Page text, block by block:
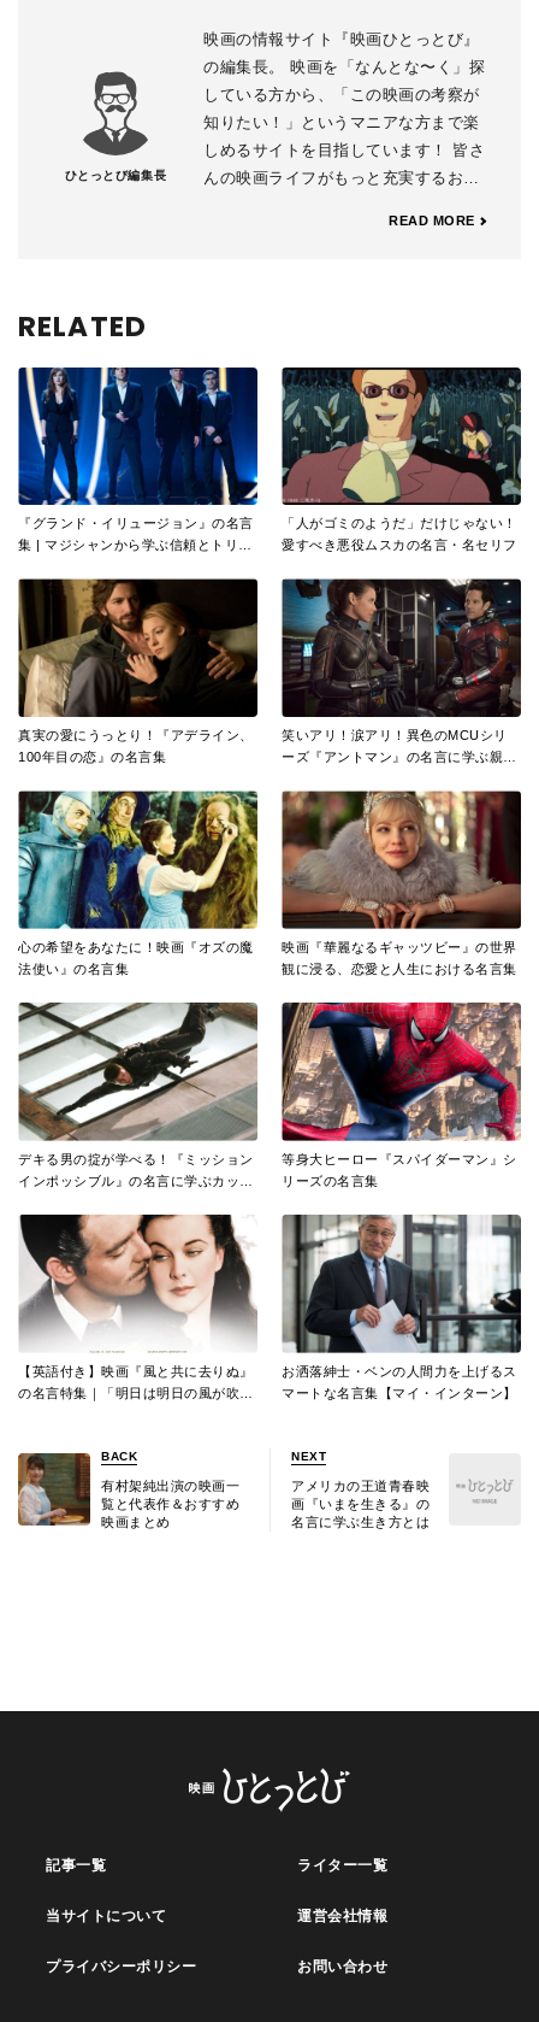
ひとっとび編集長
映画の情報サイト『映画ひとっとび』
の編集長。 映画を「なんとな〜く」探
している方から、「この映画の考察が
知りたい！」というマニアな方まで楽
しめるサイトを目指しています！ 皆さ
んの映画ライフがもっと充実するお手
READ MORE
RELATED
『グランド・イリュージョン』の名言
集 | マジシャンから学ぶ信頼とトリッ
「人がゴミのようだ」だけじゃない！
愛すべき悪役ムスカの名言・名セリフ
真実の愛にうっとり！『アデライン、
100年目の恋』の名言集
笑いアリ！涙アリ！異色のMCUシリ
ーズ『アントマン』の名言に学ぶ親子
心の希望をあなたに！映画『オズの魔
法使い』の名言集
映画『華麗なるギャッツビー』の世界
観に浸る、恋愛と人生における名言集
デキる男の掟が学べる！『ミッション
インポッシブル』の名言に学ぶカッコ
等身大ヒーロー『スパイダーマン』シ
リーズの名言集
【英語付き】映画『風と共に去りぬ』
の名言特集｜「明日は明日の風が吹
お洒落紳士・ベンの人間力を上げるス
マートな名言集【マイ・インターン】
BACK
有村架純出演の映画一
覧と代表作＆おすすめ
映画まとめ
NEXT
アメリカの王道青春映
画『いまを生きる』の
名言に学ぶ生き方とは
記事一覧 ライター一覧
当サイトについて 運営会社情報
プライバシーポリシー お問い合わせ